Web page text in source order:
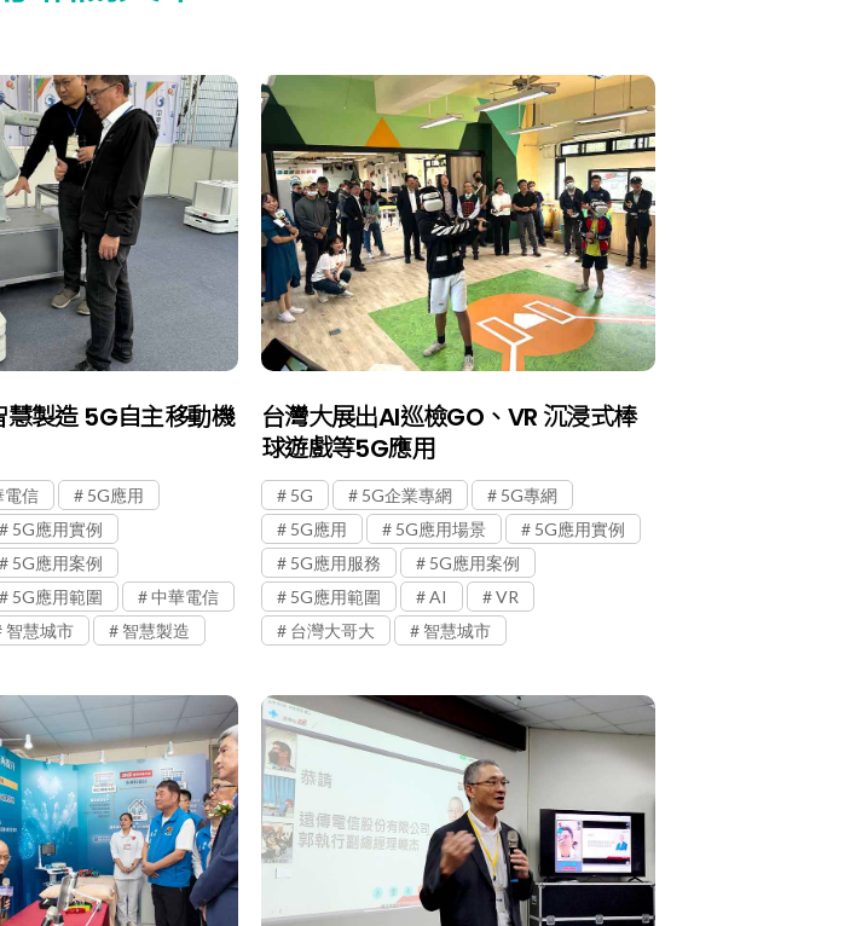
製造 5G自主移動機
電信
5G應用
5G應用實例
5G應用案例
5G應用範圍
中華電信
智慧城市 智慧製造
台灣大展出AI巡檢GO、VR 沉浸式棒
球遊戲等5G應用
5G 5G企業專網
5G專網
5G應用
5G應用場景
5G應用實例
5G應用服務
5G應用案例
5G應用範圍
AI
VR
台灣大哥大
智慧城市